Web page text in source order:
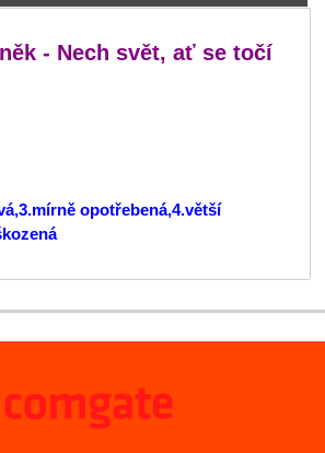
- Nech svět, ať se točí
opotřebená,4.větší